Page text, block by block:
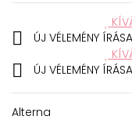

ÚJ VÉLEMÉNY ÍRÁSA
 ÚJ VÉLEMÉNY ÍRÁSA
Alterna